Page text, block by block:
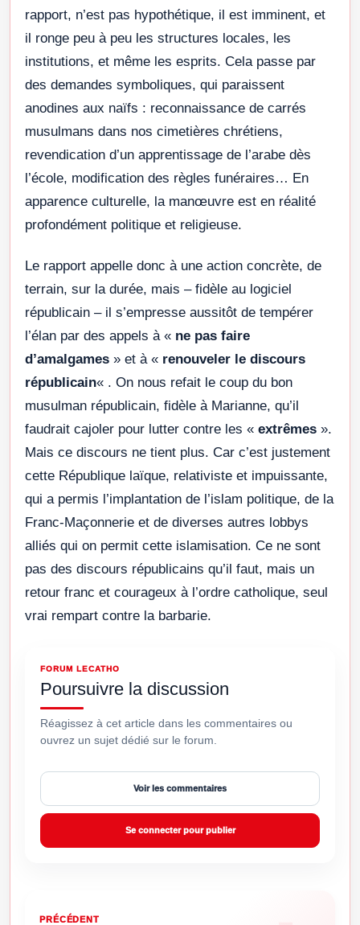
rapport, n’est pas hypothétique, il est imminent, et
il ronge peu à peu les structures locales, les
institutions, et même les esprits. Cela passe par
des demandes symboliques, qui paraissent
anodines aux naïfs : reconnaissance de carrés
musulmans dans nos cimetières chrétiens,
revendication d’un apprentissage de l’arabe dès
l’école, modification des règles funéraires… En
apparence culturelle, la manœuvre est en réalité
profondément politique et religieuse.
Le rapport appelle donc à une action concrète, de
terrain, sur la durée, mais – fidèle au logiciel
républicain – il s’empresse aussitôt de tempérer
l’élan par des appels à « ne pas faire
d’amalgames » et à « renouveler le discours
républicain« . On nous refait le coup du bon
musulman républicain, fidèle à Marianne, qu’il
faudrait cajoler pour lutter contre les « extrêmes ».
Mais ce discours ne tient plus. Car c’est justement
cette République laïque, relativiste et impuissante,
qui a permis l’implantation de l’islam politique, de la
Franc-Maçonnerie et de diverses autres lobbys
alliés qui on permit cette islamisation. Ce ne sont
pas des discours républicains qu’il faut, mais un
retour franc et courageux à l’ordre catholique, seul
vrai rempart contre la barbarie.
FORUM LECATHO
Poursuivre la discussion
Réagissez à cet article dans les commentaires ou
ouvrez un sujet dédié sur le forum.
Voir les commentaires
Se connecter pour publier
PRÉCÉDENT